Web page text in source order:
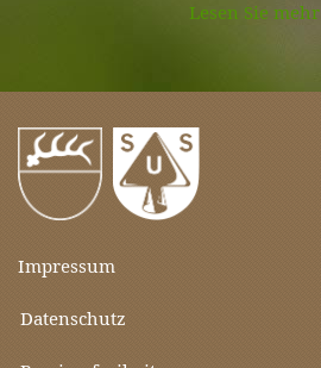
Lesen Sie mehr
Impressum
Datenschutz